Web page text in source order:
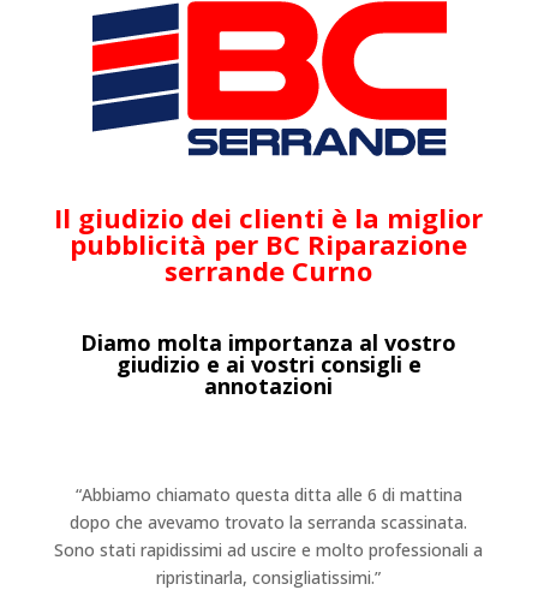
Il giudizio dei clienti è la miglior
pubblicità per BC Riparazione
serrande Curno
Diamo molta importanza al vostro
giudizio e ai vostri consigli e
annotazioni
“Abbiamo chiamato questa ditta alle 6 di mattina
dopo che avevamo trovato la serranda scassinata.
Sono stati rapidissimi ad uscire e molto professionali a
ripristinarla, consigliatissimi.”